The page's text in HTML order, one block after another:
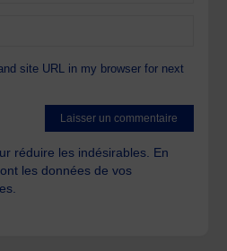
site URL in my browser for next
réduire les indésirables. En
les données de vos